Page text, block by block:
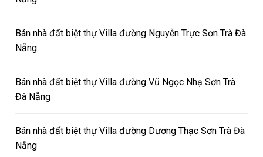
Bán nhà đất biệt thự Villa đường Nguyễn Trực Sơn Trà Đà
Nẵng
Bán nhà đất biệt thự Villa đường Vũ Ngọc Nhạ Sơn Trà
Đà Nẵng
Bán nhà đất biệt thự Villa đường Dương Thạc Sơn Trà Đà
Nẵng